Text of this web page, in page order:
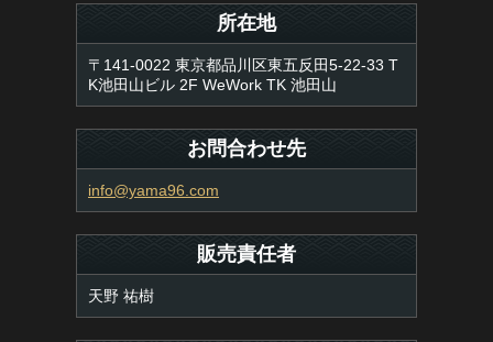
所在地
〒141-0022 東京都品川区東五反田5-22-33 T
K池田山ビル 2F WeWork TK 池田山
お問合わせ先
info@yama96.com
販売責任者
天野 祐樹